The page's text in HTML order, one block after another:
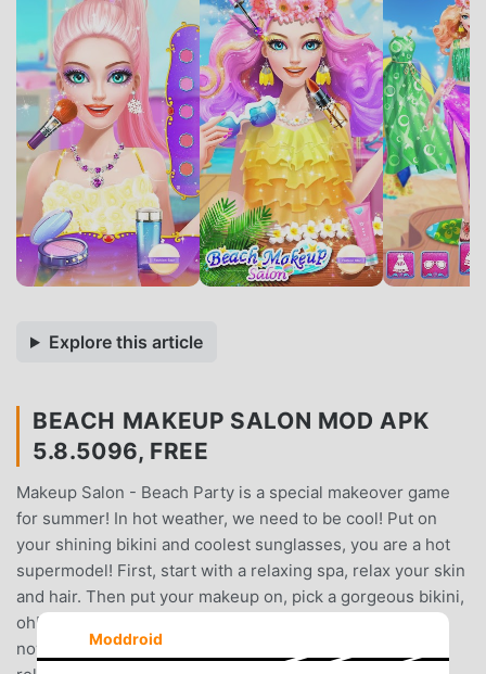
Explore this article
BEACH MAKEUP SALON MOD APK
5.8.5096, FREE
Makeup Salon - Beach Party is a special makeover game
for summer! In hot weather, we need to be cool! Put on
your shining bikini and coolest sunglasses, you are a hot
supermodel! First, start with a relaxing spa, relax your skin
and hair. Then put your makeup on, pick a gorgeous bikini,
oh! You really need a jewel to match it. Let’s do it
now!Makeup Salon - Beach Party Features★ Spa Zone,
Moddroid